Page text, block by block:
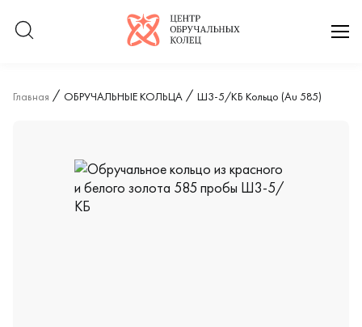
Логотип компании
Главная ОБРУЧАЛЬНЫЕ КОЛЬЦА Ш3-5/КБ Кольцо (Au 585)